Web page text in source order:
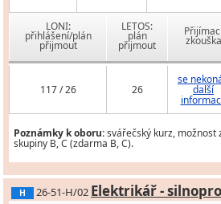
LONI:
přihlášení/plán
přijmout
LETOS:
plán
přijmout zkouška
117 / 26 26
se
další
Poznámky k oboru:svářečský kurz, možnost
skupiny B, C (zdarma B, C).
H 26-51-H/02 Elektrikář -